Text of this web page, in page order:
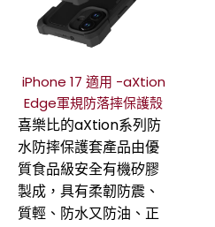
iPhone 17 適用 -aXtion
Edge軍規防落摔保護殼
喜樂比的aXtion系列防
水防摔保護套產品由優
質食品級安全有機矽膠
製成，具有柔韌防震、
質輕、防水又防油、正